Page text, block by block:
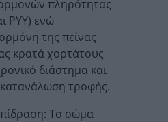
πληρότητας
PYY) ενώ
της πείνας
κρατά χορτάτους
διάστημα και
τροφής.
Το σώμα